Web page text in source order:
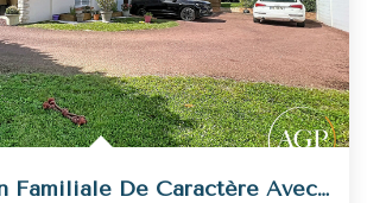
Belle Maison Familiale De Caractère Avec De Nombreuses...